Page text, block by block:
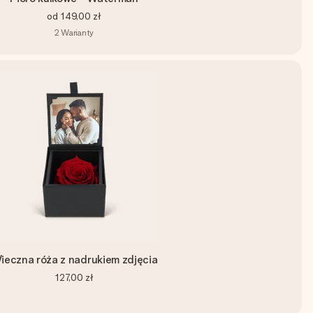
od 149,00 zł
2 Warianty
róża z nadrukiem zdjęcia
127,00 zł